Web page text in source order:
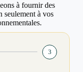
à fournir des
seulement à vos
3